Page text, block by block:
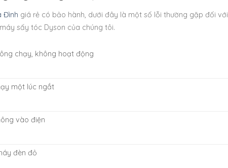
Đình giá rẻ có bảo hành, dưới đây là một số lỗi thường gặp đối với
máy sấy tóc Dyson của chúng tôi.
chạy, không hoạt động
một lúc ngắt
vào điện
đèn đỏ